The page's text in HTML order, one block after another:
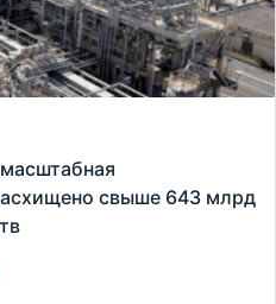
свыше 643 млрд